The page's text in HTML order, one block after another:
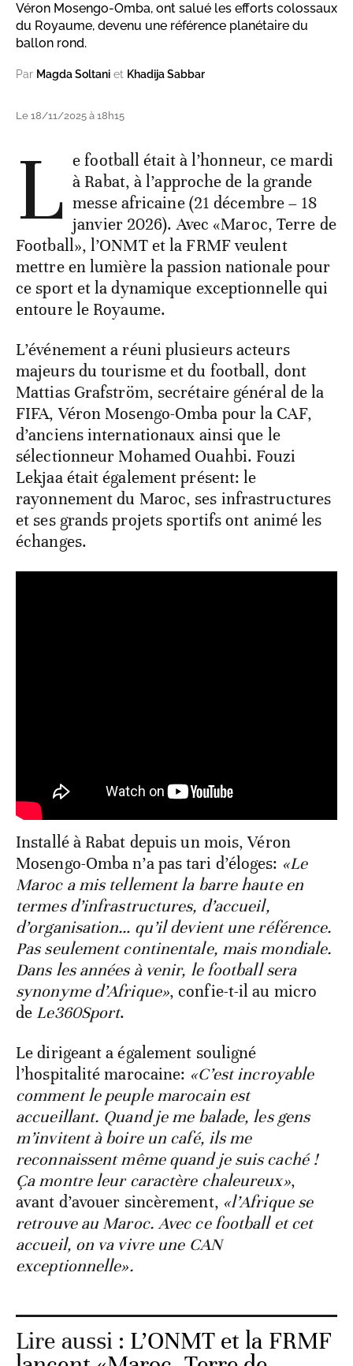
Véron Mosengo-Omba, ont salué les efforts colossaux
du Royaume, devenu une référence planétaire du
ballon rond.
Par Magda Soltani et Khadija Sabbar
Le 18/11/2025 à 18h15
L e football était à l’honneur, ce mardi
à Rabat, à l’approche de la grande
messe africaine (21 décembre – 18
janvier 2026). Avec «Maroc, Terre de
Football», l’ONMT et la FRMF veulent
mettre en lumière la passion nationale pour
ce sport et la dynamique exceptionnelle qui
entoure le Royaume.
L’événement a réuni plusieurs acteurs
majeurs du tourisme et du football, dont
Mattias Grafström, secrétaire général de la
FIFA, Véron Mosengo-Omba pour la CAF,
d’anciens internationaux ainsi que le
sélectionneur Mohamed Ouahbi. Fouzi
Lekjaa était également présent: le
rayonnement du Maroc, ses infrastructures
et ses grands projets sportifs ont animé les
échanges.
Installé à Rabat depuis un mois, Véron
Mosengo-Omba n’a pas tari d’éloges: «Le
Maroc a mis tellement la barre haute en
termes d’infrastructures, d’accueil,
d’organisation… qu’il devient une référence.
Pas seulement continentale, mais mondiale.
Dans les années à venir, le football sera
synonyme d’Afrique», confie-t-il au micro
de Le360Sport.
Le dirigeant a également souligné
l’hospitalité marocaine: «C’est incroyable
comment le peuple marocain est
accueillant. Quand je me balade, les gens
m’invitent à boire un café, ils me
reconnaissent même quand je suis caché !
Ça montre leur caractère chaleureux»,
avant d’avouer sincèrement, «l’Afrique se
retrouve au Maroc. Avec ce football et cet
accueil, on va vivre une CAN
exceptionnelle».
Lire aussi : L’ONMT et la FRMF